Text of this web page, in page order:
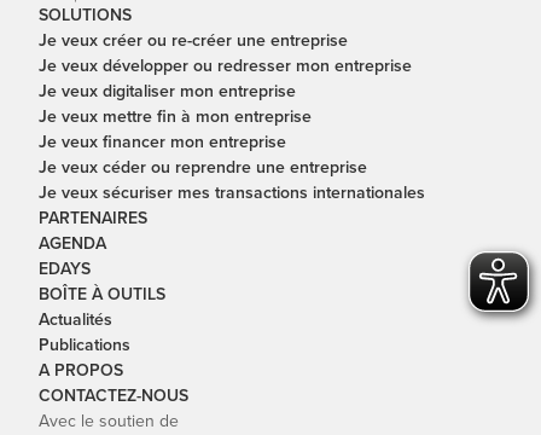
SOLUTIONS
Je veux créer ou re-créer une entreprise
Je veux développer ou redresser mon entreprise
Je veux digitaliser mon entreprise
Je veux mettre fin à mon entreprise
Je veux financer mon entreprise
Je veux céder ou reprendre une entreprise
Je veux sécuriser mes transactions internationales
PARTENAIRES
AGENDA
EDAYS
BOÎTE À OUTILS
Actualités
Publications
A PROPOS
CONTACTEZ-NOUS
Avec le soutien de